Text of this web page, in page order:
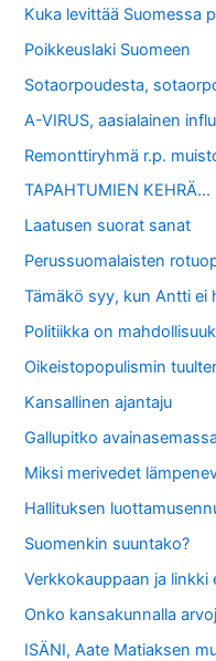
Kuka levittää Suomessa
Poikkeuslaki Suomeen
Sotaorpoudesta,
A-VIRUS, aasialainen
Remonttiryhmä r.p.
TAPAHTUMIEN KEHRÄ…
Laatusen suorat sanat
Perussuomalaisten
Tämäkö syy, kun Antti ei
Politiikka on
Oikeistopopulismin
Kansallinen ajantaju
Gallupitko
Miksi merivedet
Hallituksen
Suomenkin suuntako?
Verkkokauppaan ja linkki
Onko kansakunnalla
ISÄNI, Aate Matiaksen